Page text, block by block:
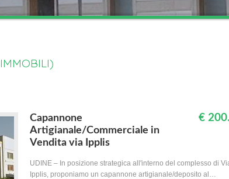
IMMOBILI)
Capannone
Artigianale/Commerciale in
Vendita via Ipplis
€
UDINE – In posizione strategica all'interno del complesso di
Ipplis, proponiamo un capannone artigianale/deposito al…